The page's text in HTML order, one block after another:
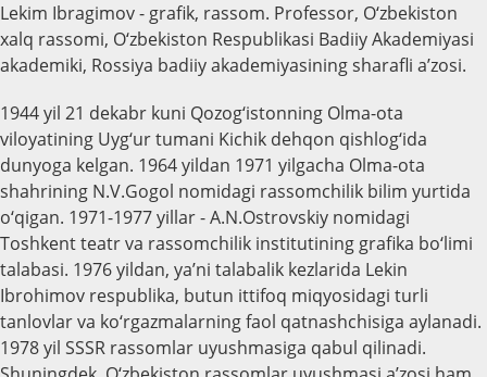
Lekim Ibragimov - grafik, rassom. Professor, O‘zbekiston
xalq rassomi, O‘zbekiston Respublikasi Badiiy Akademiyasi
akademiki, Rossiya badiiy akademiyasining sharafli a’zosi.
1944 yil 21 dekаbr kuni Qozog‘istonning Olma-ota
viloyatining Uyg‘ur tumani Kichik dehqon qishlog‘ida
dunyoga kelgan. 1964 yildan 1971 yilgacha Olma-ota
shahrining N.V.Gogol nomidagi rassomchilik bilim yurtida
o‘qigan. 1971-1977 yillar - A.N.Ostrovskiy nomidagi
Toshkent teatr va rassomchilik institutining grafika bo‘limi
talabasi. 1976 yildan, ya’ni talabalik kezlarida Lekin
Ibrohimov respublika, butun ittifoq miqyosidagi turli
tanlovlar va ko‘rgazmalarning faol qatnashchisiga aylanadi.
1978 yil SSSR rassomlar uyushmasiga qabul qilinadi.